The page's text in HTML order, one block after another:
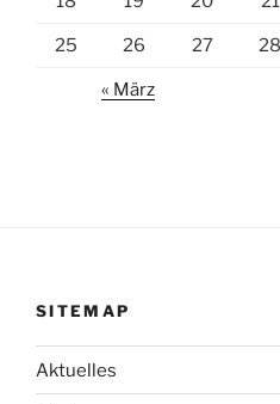
25 26 27 28
« März
SITEMAP
Aktuelles